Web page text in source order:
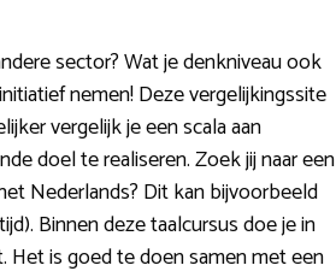
sector? Wat je denkniveau ook
nemen! Deze vergelijkingssite
vergelijk je een scala aan
doel te realiseren. Zoek jij naar een
Nederlands? Dit kan bijvoorbeeld
Binnen deze taalcursus doe je in
Het is goed te doen samen met een